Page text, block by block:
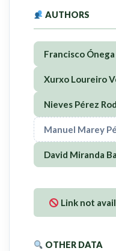
AUTHORS
Francisco
Xurxo Loureiro
Nieves Pérez
Manuel Marey
David Miranda
Link not
OTHER DATA